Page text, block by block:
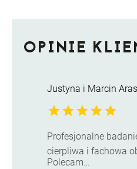
OPINIE
Justyna i Marcin
starstarstarstarstar
Profesjonalne
cierpliwa i fachowa
Polecam…